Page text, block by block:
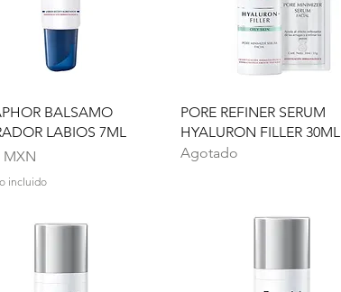
Vista rápida
BALSAMO
LABIOS 7ML
MXN
incluido
Vista rápida
PORE REFINER SERUM
HYALURON FILLER 30ML
Agotado